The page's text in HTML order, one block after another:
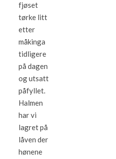
fjøset
tørke litt
etter
måkinga
tidligere
på dagen
og utsatt
påfyllet.
Halmen
har vi
lagret på
låven der
hønene